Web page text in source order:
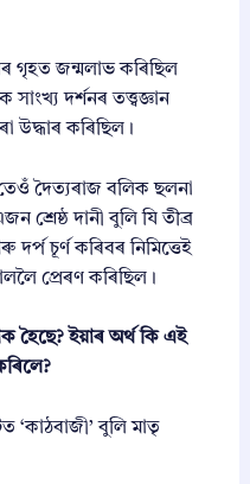
গৃহত জন্মলাভ কৰিছিল
দৰ্শনৰ তত্ত্বজ্ঞান
উদ্ধাৰ কৰিছিল।
দৈত্যৰাজ বলিক ছলনা
শ্ৰেষ্ঠ দানী বুলি যি তীব্ৰ
চূৰ্ণ কৰিবৰ নিমিত্তেই
প্ৰেৰণ কৰিছিল।
হৈছে? ইয়াৰ অৰ্থ কি এই
‘কাঠবাজী’ বুলি মাতৃ